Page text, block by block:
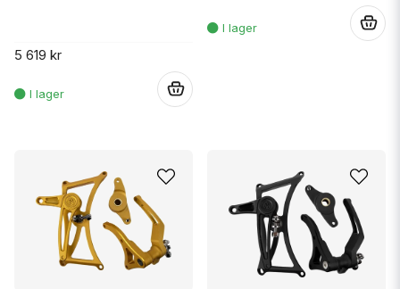
5 619 kr